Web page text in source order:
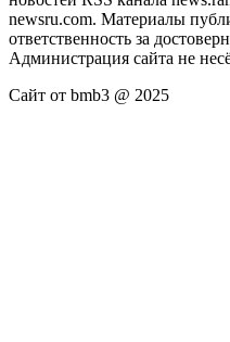
newsru.com. Материалы
ответственность за
Администрация сайта не
Сайт от bmb3 @ 2025